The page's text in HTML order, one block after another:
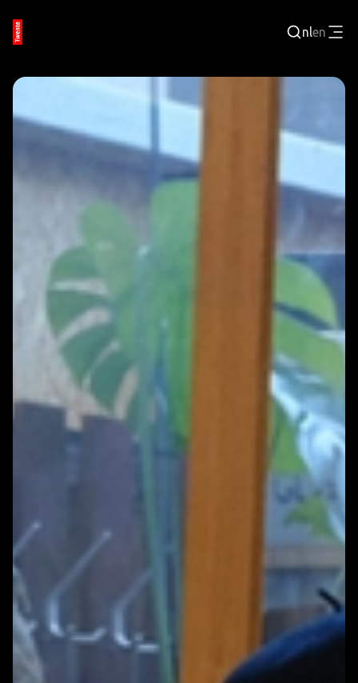
nlen
Inloggen
WERKEN EN LEREN
TECHNOLOGISCHE REGIO
EVENEMENTEN
VRIJE TIJD
ARTIKELEN
INSCHRIJVEN NIEUWBRIEF
EUOFFICE
HUNKERTUKKER